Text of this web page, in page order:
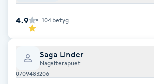
Fransförlängning Volym
Fransk manikyr
4.9 104 betyg
Saga Linder
Nagelterapuet
0709483206